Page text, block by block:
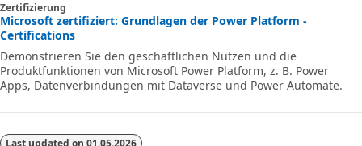
Zertifizierung
Microsoft zertifiziert: Grundlagen der Power Platform -
Certifications
Demonstrieren Sie den geschäftlichen Nutzen und die
Produktfunktionen von Microsoft Power Platform, z. B. Power
Apps, Datenverbindungen mit Dataverse und Power Automate.